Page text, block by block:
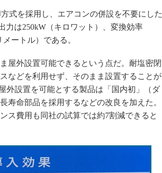
式を採用し、エアコンの併設を不要にした
力は250kW（キロワット）、変換効率
ートル）である。
屋外設置可能できるという点だ。耐塩密閉
などを利用せず、そのまま設置することが
外設置を可能とする製品は「国内初」（ダ
寿命部品を採用するなどの改良を加えた。
ス費用も同社の試算では約7割減できると